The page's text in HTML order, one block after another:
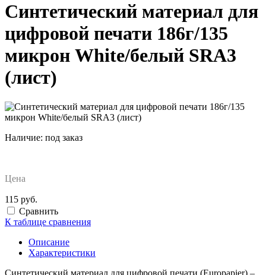
Синтетический материал для
цифровой печати 186г/135
микрон White/белый SRA3
(лист)
Наличие: под заказ
Цена
115 руб.
Сравнить
К таблице сравнения
Описание
Характеристики
Синтетический материал для цифровой печати (Europapier) –